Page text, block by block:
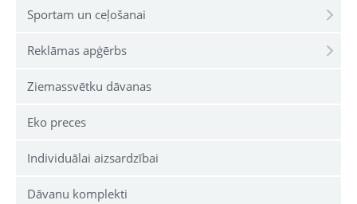
Sportam un ceļošanai
Reklāmas apģērbs
Ziemassvētku dāvanas
Eko preces
Individuālai aizsardzībai
Dāvanu komplekti